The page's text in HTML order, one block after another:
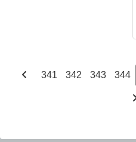
341 342 343 344